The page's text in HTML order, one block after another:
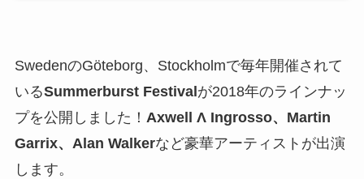
SwedenのGöteborg、Stockholmで毎年開催されて
いるSummerburst Festival が2018年のラインナッ
プを公開しました！ Axwell Λ Ingrosso、 Martin
Garrix、Alan Walkerなど豪華アーティストが出演
します。